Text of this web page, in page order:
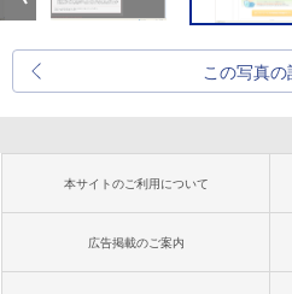
この写真の
本サイトのご利用について
広告掲載のご案内